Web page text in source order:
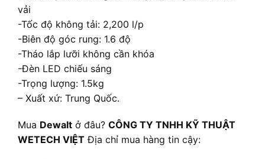
vải
-Tốc độ không tải: 2,200 l/p
-Biên độ góc rung: 1.6 độ
-Tháo lắp lưỡi không cần khóa
-Đèn LED chiếu sáng
-Trọng lượng: 1.5kg
– Xuất xứ: Trung Quốc.
Mua Dewalt ở đâu? CÔNG TY TNHH KỸ THUẬT
WETECH VIỆT Địa chỉ mua hàng tin cậy: